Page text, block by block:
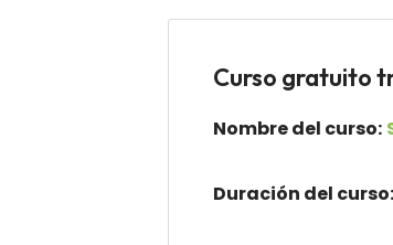
Curso gratuito
Nombre del curso:
Duración del curso: